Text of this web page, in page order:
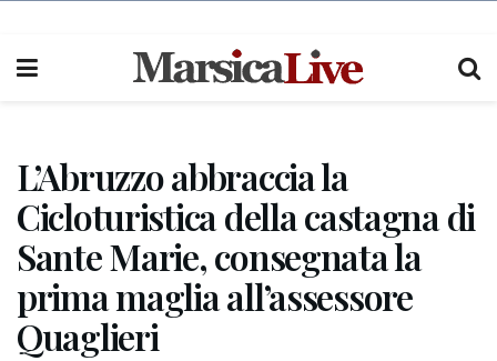
L’Abruzzo abbraccia la
Cicloturistica della castagna di
Sante Marie, consegnata la
prima maglia all’assessore
Quaglieri